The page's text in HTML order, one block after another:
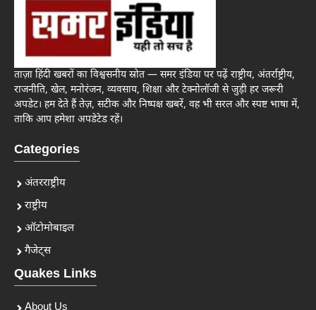
ताज़ा हिंदी खबरों का विश्वसनीय स्रोत — समर इंडिया पर पढ़ें राष्ट्रीय, अंतर्राष्ट्रीय,
राजनीति, खेल, मनोरंजन, व्यवसाय, शिक्षा और टेक्नोलॉजी से जुड़ी हर जरूरी
अपडेट। हम देते हैं तेज़, सटीक और निष्पक्ष खबरें, वह भी सरल और स्पष्ट भाषा में,
ताकि आप हमेशा अपडेटेड रहें।
Categories
अंतरराष्ट्रीय
राष्ट्रीय
ऑटोमोबाइल
गैजेट्स
Quakes Links